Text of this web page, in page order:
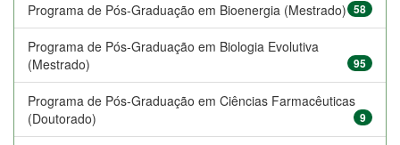
Programa de Pós-Graduação em Bioenergia (Mestrado) 58
Programa de Pós-Graduação em Biologia Evolutiva
(Mestrado)
95
Programa de Pós-Graduação em Ciências Farmacêuticas
(Doutorado)
9